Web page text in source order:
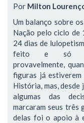
Por Milton
Um balanço sobre
Nação pelo ciclo de
24 dias de
feito e só
provavelmente,
figuras já
História, mas, desde
algumas das
marcaram seus três
delas foi o apoio à